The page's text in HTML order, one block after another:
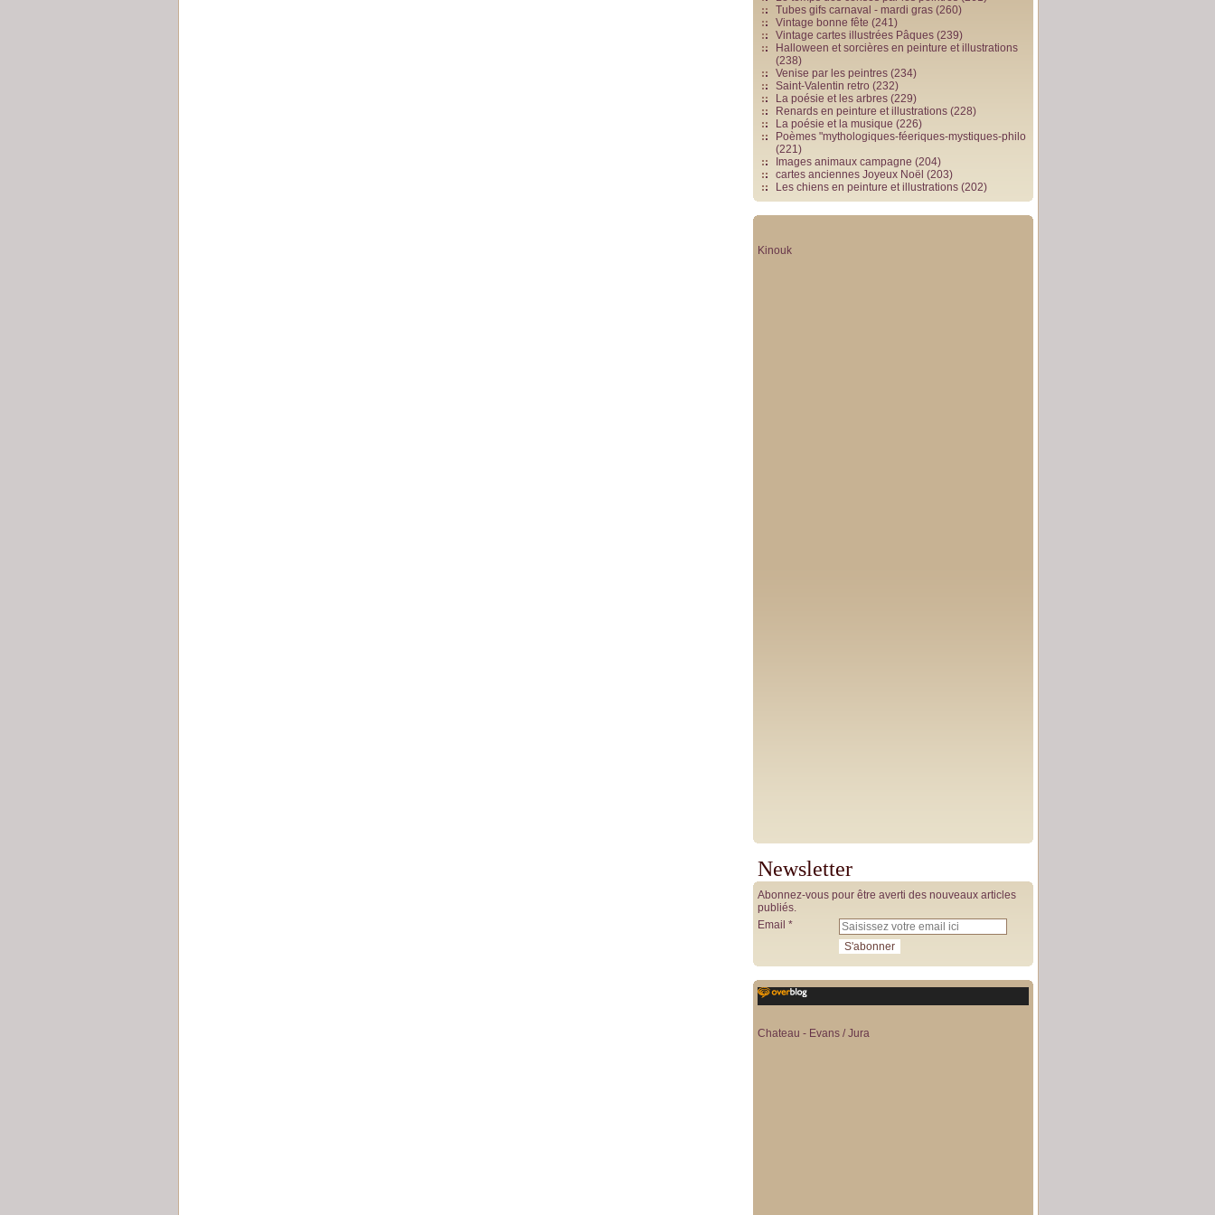
Tubes gifs carnaval - mardi gras (260)
Vintage bonne fête (241)
Vintage cartes illustrées Pâques (239)
Halloween et sorcières en peinture et illustrations
(238)
Venise par les peintres (234)
Saint-Valentin retro (232)
La poésie et les arbres (229)
Renards en peinture et illustrations (228)
La poésie et la musique (226)
Poèmes "mythologiques-féeriques-mystiques-philo
(221)
Images animaux campagne (204)
cartes anciennes Joyeux Noël (203)
Les chiens en peinture et illustrations (202)
Kinouk
Newsletter
Abonnez-vous pour être averti des nouveaux articles
publiés.
Email
Chateau - Evans / Jura